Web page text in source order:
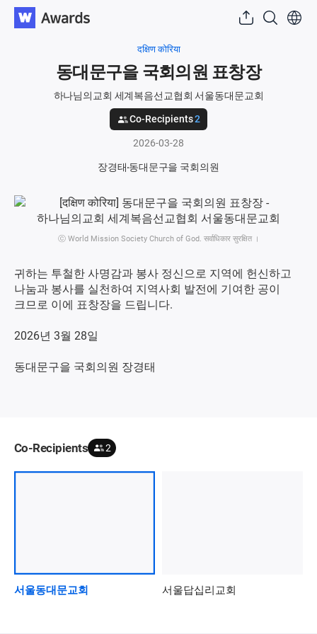
दक्षिण कोरिया
동대문구을 국회의원 표창장
하나님의교회 세계복음선교협회 서울동대문교회
Co-Recipients2
2026-03-28
장경태 동대문구을 국회의원
ⓒ World Mission Society Church of God. सर्वाधिकार सुरक्षित ।
귀하는 투철한 사명감과 봉사 정신으로 지역에 헌신하고
나눔과 봉사를 실천하여 지역사회 발전에 기여한 공이
크므로 이에 표창장을 드립니다.
2026년 3월 28일
동대문구을 국회의원 장경태
Co-Recipients 2
서울동대문교회 서울답십리교회